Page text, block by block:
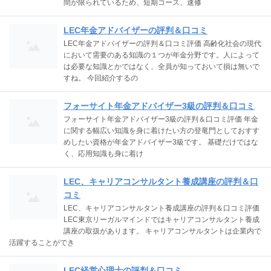
間が限られているため、短期コース、速修
LEC年金アドバイザーの評判＆口コミ
LEC年金アドバイザーの評判＆口コミ評価 高齢化社会の現代
において需要のある知識の１つが年金分野です。人によって
は必要な知識とかではなく、全員が知っておいて損は無いで
すね。 今回紹介するの
フォーサイト年金アドバイザー3級の評判＆口コミ
フォーサイト年金アドバイザー3級の評判＆口コミ評価 年金
に関する幅広い知識を身に着けたい方の登竜門としておすす
めしたい資格が年金アドバイザー3級です。 基礎だけではな
く、応用知識も身に着け
LEC、キャリアコンサルタント養成講座の評判＆口
コミ
LEC、キャリアコンサルタント養成講座の評判＆口コミ評価
LEC東京リーガルマインドではキャリアコンサルタント養成
講座の取扱があります。 キャリアコンサルタントは企業内で
活躍することができ